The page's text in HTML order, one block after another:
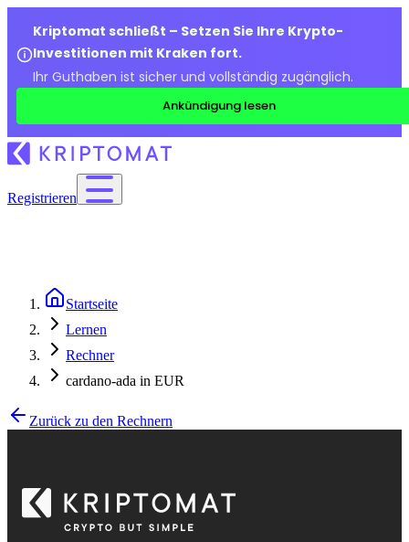
Kriptomat schließt – Setzen Sie Ihre Krypto-
Investitionen mit Kraken fort.
Ihr Guthaben ist sicher und vollständig zugänglich.
Ankündigung lesen
Registrieren
Startseite
Lernen
Rechner
cardano-ada in EUR
Zurück zu den Rechnern